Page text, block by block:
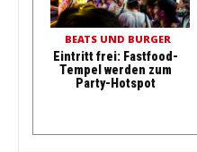
BEATS UND BURGER
Eintritt frei: Fastfood-
Tempel werden zum
Party-Hotspot